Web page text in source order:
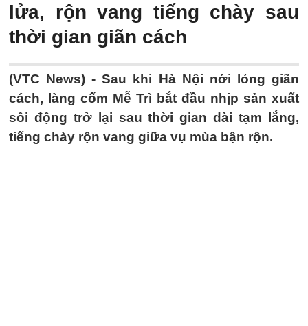
lửa, rộn vang tiếng chày sau
thời gian giãn cách
(VTC News) -Sau khi Hà Nội nới lỏng giãn
cách, làng cốm Mễ Trì bắt đầu nhịp sản xuất
sôi động trở lại sau thời gian dài tạm lắng,
tiếng chày rộn vang giữa vụ mùa bận rộn.